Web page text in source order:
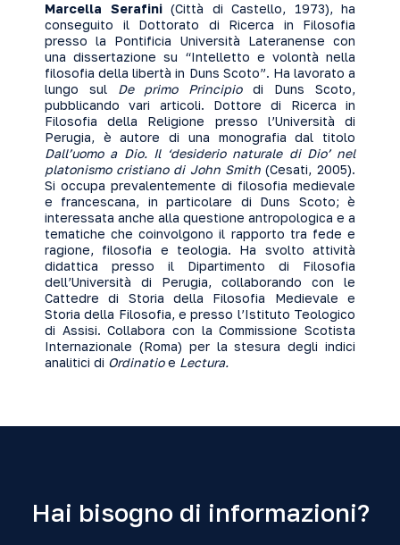
Marcella Serafini(Città di Castello, 1973), ha
conseguito il Dottorato di Ricerca in Filosofia
presso la Pontificia Università Lateranense con
una dissertazione su “Intelletto e volontà nella
filosofia della libertà in Duns Scoto”. Ha lavorato a
lungo sul De primo Principiodi Duns Scoto,
pubblicando vari articoli. Dottore di Ricerca in
Filosofia della Religione presso l’Università di
Perugia, è autore di una monografia dal titolo
Dall’uomo a Dio. Il ‘desiderio naturale di Dio’ nel
platonismo cristiano di John Smith (Cesati, 2005).
Si occupa prevalentemente di filosofia medievale
e francescana, in particolare di Duns Scoto; è
interessata anche alla questione antropologica e a
tematiche che coinvolgono il rapporto tra fede e
ragione, filosofia e teologia. Ha svolto attività
didattica presso il Dipartimento di Filosofia
dell’Università di Perugia, collaborando con le
Cattedre di Storia della Filosofia Medievale e
Storia della Filosofia, e presso l’Istituto Teologico
di Assisi. Collabora con la Commissione Scotista
Internazionale (Roma) per la stesura degli indici
analitici di Ordinatioe Lectura.
Hai bisogno di informazioni?